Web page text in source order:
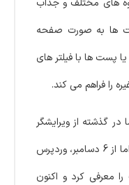
ها به صورت صفحه
پست‌ ها با فیلتر های
را فراهم می‌ کند.
در گذشته از ویرایشگر
کلاسیک وردپرس استفاده می‌ کردیم، اما از 6 دسامبر، وردپرس
معرفی کرد و اکنون